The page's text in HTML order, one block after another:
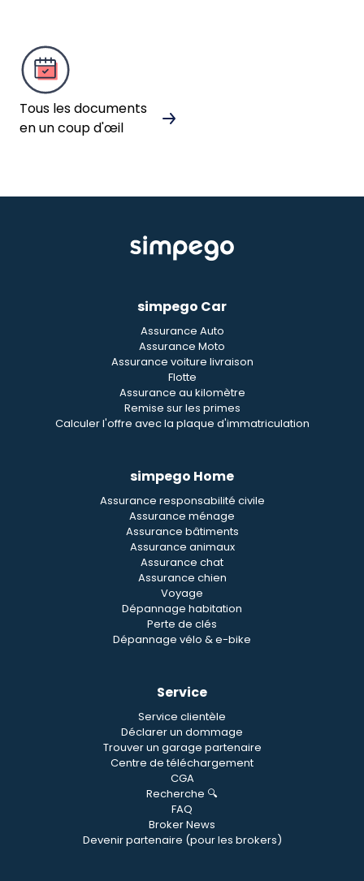
Tous les documents
en un coup d'œil
simpego Car
Assurance Auto
Assurance Moto
Assurance voiture livraison
Flotte
Assurance au kilomètre
Remise sur les primes
Calculer l'offre avec la plaque d'immatriculation
simpego Home
Assurance responsabilité civile
Assurance ménage
Assurance bâtiments
Assurance animaux
Assurance chat
Assurance chien
Voyage
Dépannage habitation
Perte de clés
Dépannage vélo & e-bike
Service
Service clientèle
Déclarer un dommage
Trouver un garage partenaire
Centre de téléchargement
CGA
Recherche 🔍
FAQ
Broker News
Devenir partenaire (pour les brokers)